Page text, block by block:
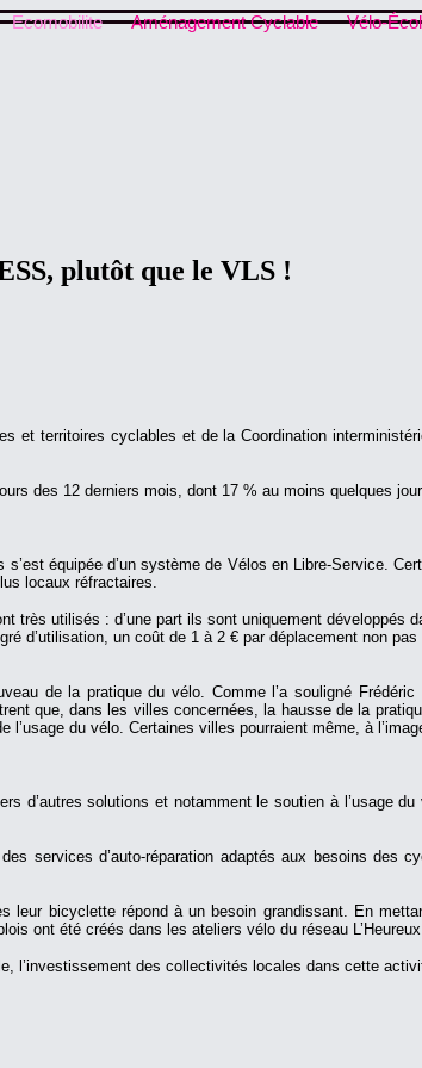
Ecomobilite Aménagement Cyclable Vélo-
plutôt que le VLS !
et territoires cyclables et de la Coordination
des 12 derniers mois, dont 17 % au moins quelques
équipée d’un système de Vélos en Libre-Service.
locaux réfractaires.
utilisés : d’une part ils sont uniquement développés
d’utilisation, un coût de 1 à 2 € par déplacement non
de la pratique du vélo. Comme l’a souligné
que, dans les villes concernées, la hausse de la
du vélo. Certaines villes pourraient même, à
d’autres solutions et notamment le soutien à l’usage
services d’auto-réparation adaptés aux besoins
bicyclette répond à un besoin grandissant. En
ont été créés dans les ateliers vélo du réseau
l’investissement des collectivités locales dans cette